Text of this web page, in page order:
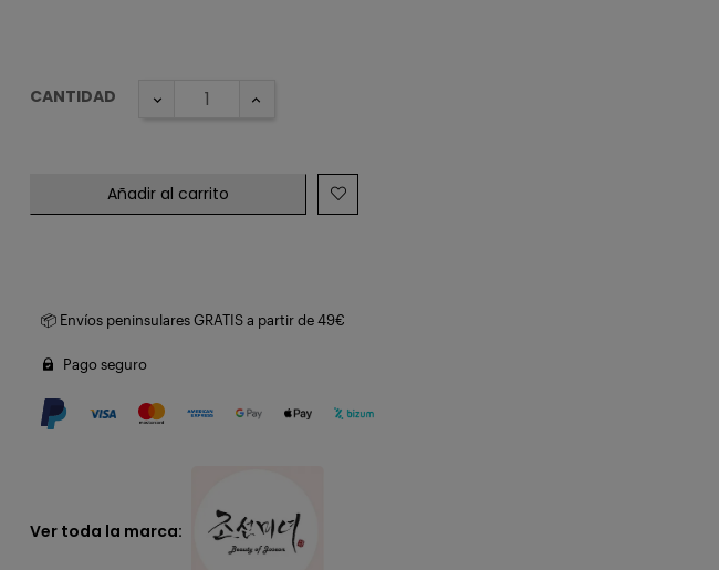
Ver toda la marca:
CANTIDAD
Añadir al carrito
📦 Envíos peninsulares GRATIS a partir de 49€
Pago seguro